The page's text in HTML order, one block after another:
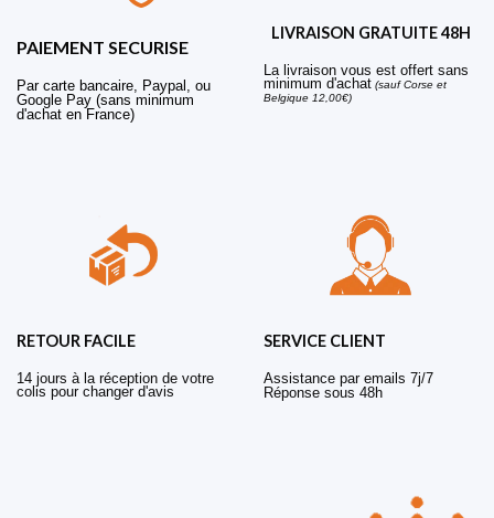
PAIEMENT SECURISE
Par carte bancaire, Paypal, ou
Google Pay (sans minimum
d'achat en France)
LIVRAISON GRATUITE 48H
La livraison vous est offert sans
minimum d'achat (sauf Corse et
Belgique 12,00€)
RETOUR FACILE
14 jours à la réception de votre
colis pour changer d'avis
SERVICE CLIENT
Assistance par emails 7j/7
Réponse sous 48h